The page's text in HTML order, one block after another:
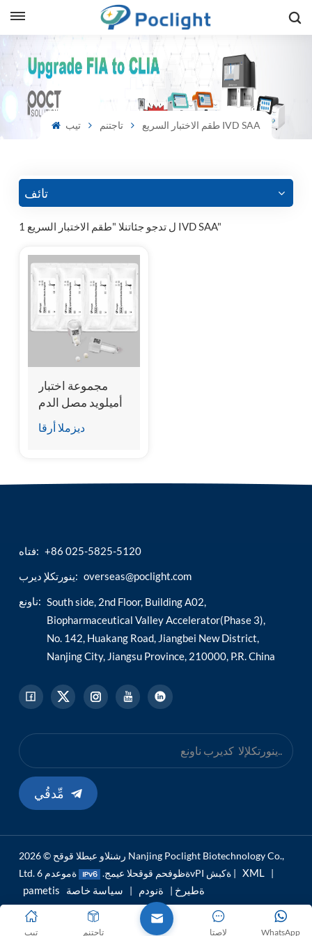
تيب تاجتنم طقم الاختبار السريع IVD SAA
تائف
1 ل تدجو جئاتنلا "طقم الاختبار السريع IVD SAA"
مجموعة اختبار
أميلويد مصل الدم
(المقايسة المناعية
الإشعاعية
ديزملا أرقا
فتاه: +86 025-5825-5120
ينورتكلإ ديرب: overseas@poclight.com
ناونع: South side, 2nd Floor, Building A02,
Biopharmaceutical Valley Accelerator(Phase 3),
No. 142, Huakang Road, Jiangbei New District,
Nanjing City, Jiangsu Province, 210000, P.R. China
مِّدقُي
رشنلاو عبطلا قوقح © 2026 Nanjing Poclight Biotechnology Co.,
Ltd. ةظوفحم قوقحلا عيمج.
ةموعدم 6vPI ةكبش | XML |
pametis ةطيرخ | ةنودم | سياسة خاصة
تيب تاجتنم WhatsApp لاصتا